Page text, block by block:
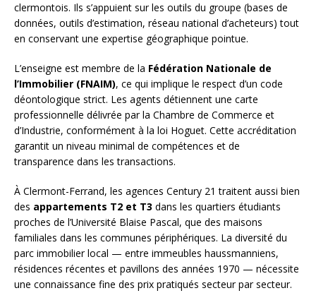
clermontois. Ils s’appuient sur les outils du groupe (bases de
données, outils d’estimation, réseau national d’acheteurs) tout
en conservant une expertise géographique pointue.
L’enseigne est membre de la Fédération Nationale de
l’Immobilier (FNAIM), ce qui implique le respect d’un code
déontologique strict. Les agents détiennent une carte
professionnelle délivrée par la Chambre de Commerce et
d’Industrie, conformément à la loi Hoguet. Cette accréditation
garantit un niveau minimal de compétences et de
transparence dans les transactions.
À Clermont-Ferrand, les agences Century 21 traitent aussi bien
des appartements T2 et T3 dans les quartiers étudiants
proches de l’Université Blaise Pascal, que des maisons
familiales dans les communes périphériques. La diversité du
parc immobilier local — entre immeubles haussmanniens,
résidences récentes et pavillons des années 1970 — nécessite
une connaissance fine des prix pratiqués secteur par secteur.